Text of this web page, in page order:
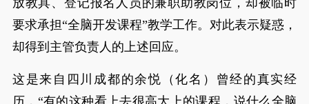
放教具、登记报名人员的兼职助教岗位，却被临时
要求承担“全脑开发课程”教学工作。对此表示疑惑，
却得到主管负责人的上述回应。
这是来自四川成都的余悦（化名）曾经的真实经
历，“有的这种看上去很高大上的课程，说什么全脑